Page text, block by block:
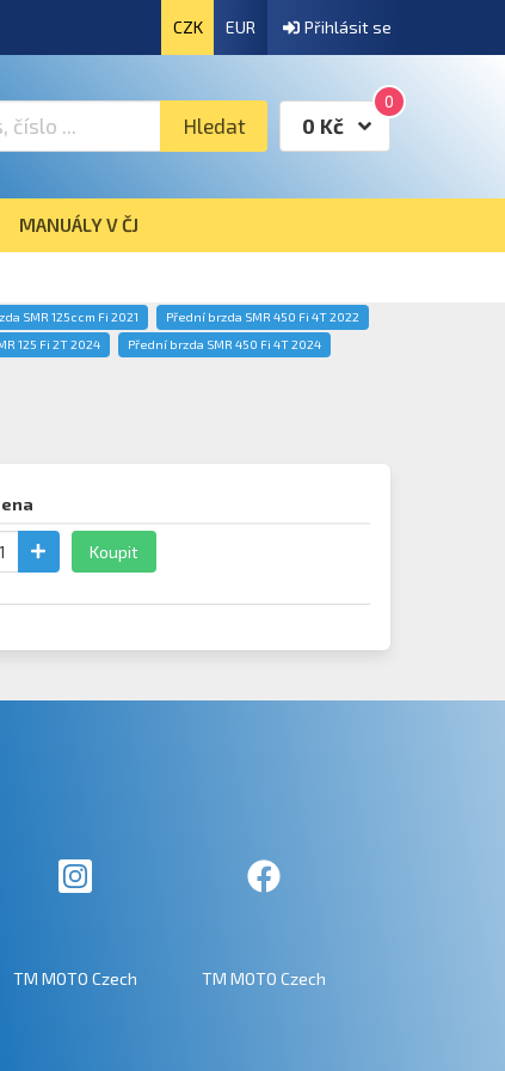
CZK EUR Přihlásit se
Hledat
0
0 Kč
MANUÁLY V ČJ
SMR 125ccm Fi 2021
Přední brzda SMR 450 Fi 4T 2022
125 Fi 2T 2024
Přední brzda SMR 450 Fi 4T 2024
Koupit
TM MOTO Czech TM MOTO Czech